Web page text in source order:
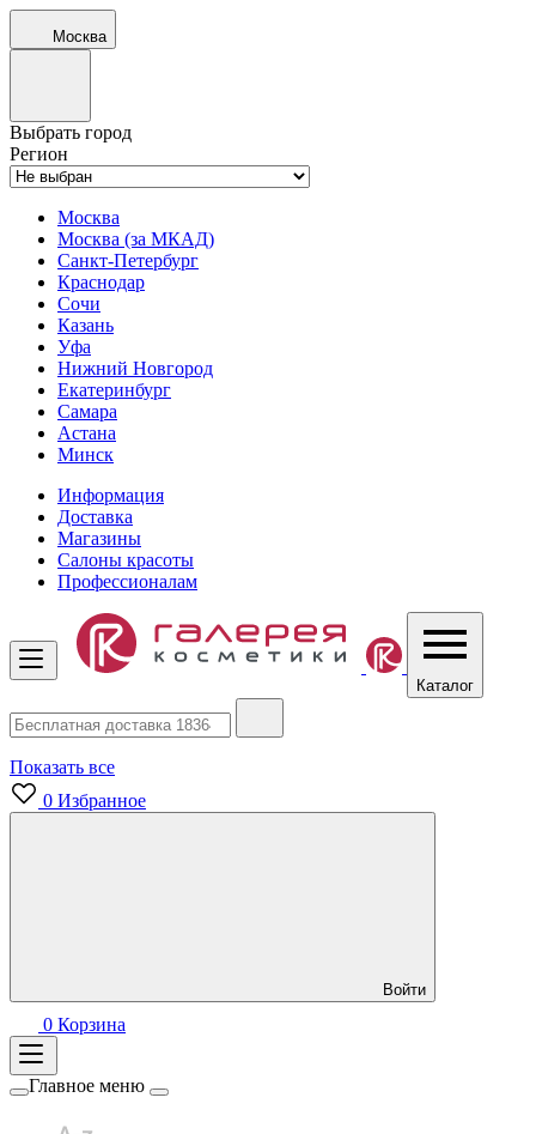
Москва
Выбрать город
Регион
Москва
Москва (за МКАД)
Санкт-Петербург
Краснодар
Сочи
Казань
Уфа
Нижний Новгород
Екатеринбург
Самара
Астана
Минск
Информация
Доставка
Магазины
Салоны красоты
Профессионалам
Каталог
Показать все
0 Избранное
Войти
0 Корзина
Главное меню